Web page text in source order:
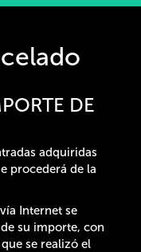
DE
adquiridas
procederá de la
Internet se
su importe, con
se realizó el